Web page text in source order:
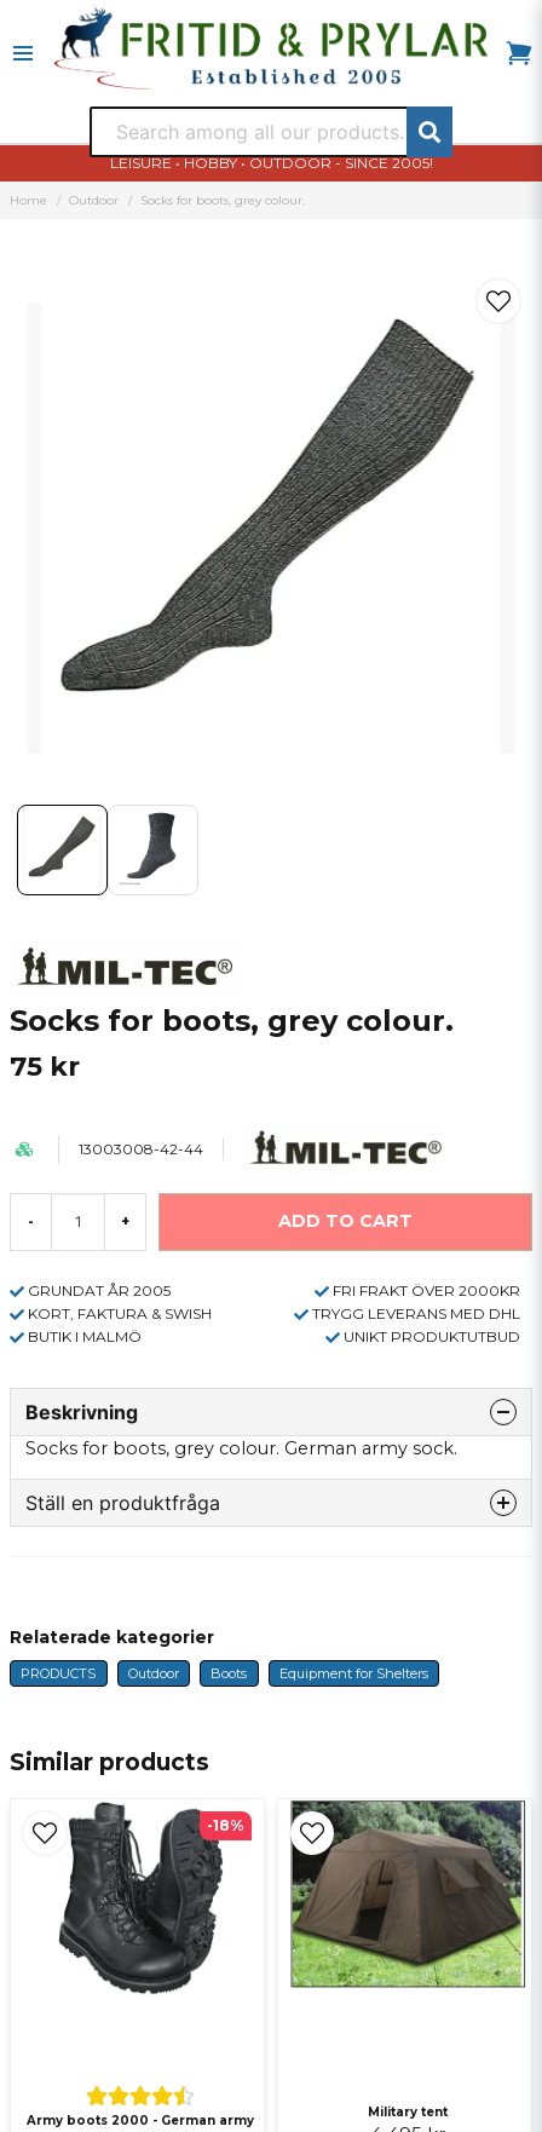
LEISURE • HOBBY • OUTDOOR - SINCE 2005!
Home Outdoor Socks for boots, grey colour.
Socks for boots, grey colour.
75 kr
13003008-42-44
- + ADD TO CART
GRUNDAT ÅR 2005
FRI FRAKT ÖVER 2000KR
KORT, FAKTURA & SWISH
TRYGG LEVERANS MED DHL
BUTIK I MALMÖ
UNIKT PRODUKTUTBUD
Beskrivning
Socks for boots, grey colour. German army sock.
Ställ en produktfråga
name
Name
Ja, ni får publicera min fråga
Similar products
Army boots 2000 - German army
-18%
Military tent
Relaterade kategorier
PRODUCTS Outdoor Boots Equipment for Shelters